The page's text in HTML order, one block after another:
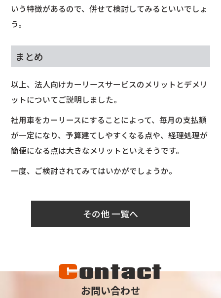
いう特徴があるので、併せて検討してみるといいでしょ
う。
まとめ
以上、法人向けカーリースサービスのメリットとデメリ
ットについてご説明しました。
社用車をカーリースにすることによって、毎月の支払額
が一定になり、予算建てしやすくなる点や、経理処理が
簡便になる点は大きなメリットといえそうです。
一度、ご検討されてみてはいかがでしょうか。
その他 一覧へ
Contact
お問い合わせ